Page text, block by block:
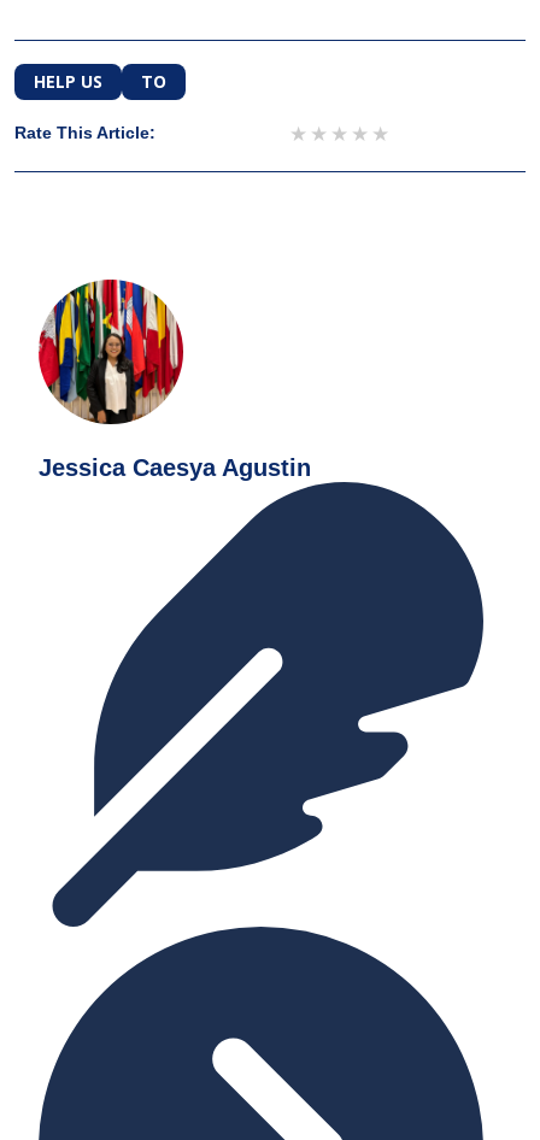
HELP US TO
Rate This Article: 4 stars
3 stars
2 stars
1 star
Jessica Caesya Agustin